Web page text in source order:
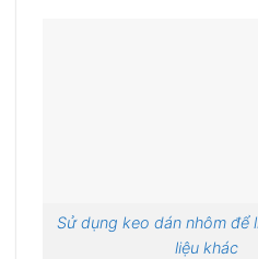
Sử dụng keo dán nhôm để
liệu khác